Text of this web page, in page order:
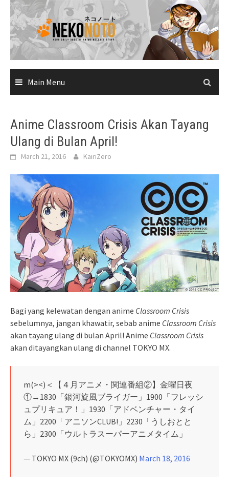
Skip
content
Main Menu
Anime Classroom Crisis Akan Tayang
Ulang di Bulan April!
March 21, 2016 KairiZero
Bagi yang kelewatan dengan anime Classroom Crisis
sebelumnya, jangan khawatir, sebab anime Classroom Crisis
akan tayang ulang di bulan April! Anime Classroom Crisis
akan ditayangkan ulang di channel TOKYO MX.
m(><)＜【４月アニメ・関連番組②】金曜日夜
①→1830「銀河旋風ブライガー」1900「フレッシ
ュプリキュア！」1930「アドベンチャー・タイ
ム」2200「アニソンCLUB!」2230「うしおとと
ら」2300「ウルトラスーパーアニメタイム」
— TOKYO MX (9ch) (@TOKYOMX) March 18, 2016